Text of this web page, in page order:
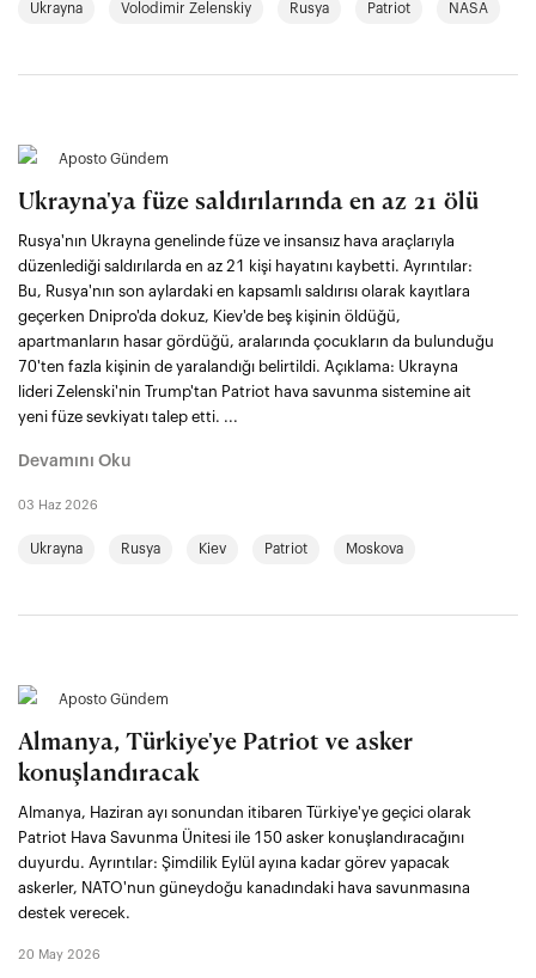
Ukrayna Volodimir Zelenskiy Rusya Patriot NASA
Aposto Gündem
Ukrayna'ya füze saldırılarında en az 21 ölü
Rusya'nın Ukrayna genelinde füze ve insansız hava araçlarıyla
düzenlediği saldırılarda en az 21 kişi hayatını kaybetti. Ayrıntılar:
Bu, Rusya'nın son aylardaki en kapsamlı saldırısı olarak kayıtlara
geçerken Dnipro'da dokuz, Kiev'de beş kişinin öldüğü,
apartmanların hasar gördüğü, aralarında çocukların da bulunduğu
70'ten fazla kişinin de yaralandığı belirtildi. Açıklama: Ukrayna
lideri Zelenski'nin Trump'tan Patriot hava savunma sistemine ait
yeni füze sevkiyatı talep etti. ...
Devamını Oku
03 Haz 2026
Ukrayna Rusya Kiev Patriot Moskova
Aposto Gündem
Almanya, Türkiye'ye Patriot ve asker
konuşlandıracak
Almanya, Haziran ayı sonundan itibaren Türkiye'ye geçici olarak
Patriot Hava Savunma Ünitesi ile 150 asker konuşlandıracağını
duyurdu. Ayrıntılar: Şimdilik Eylül ayına kadar görev yapacak
askerler, NATO'nun güneydoğu kanadındaki hava savunmasına
destek verecek.
20 May 2026